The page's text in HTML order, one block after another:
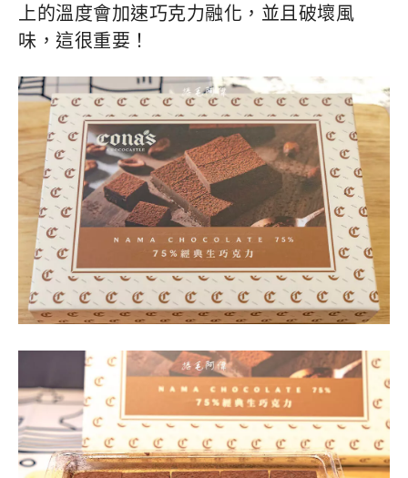
上的溫度會加速巧克力融化，並且破壞風
味，這很重要！